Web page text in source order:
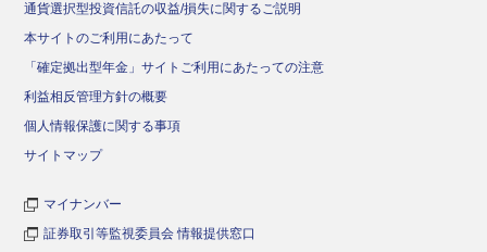
通貨選択型投資信託の収益/損失に関するご説明
本サイトのご利用にあたって
「確定拠出型年金」サイトご利用にあたっての注意
利益相反管理方針の概要
個人情報保護に関する事項
サイトマップ
マイナンバー
証券取引等監視委員会 情報提供窓口